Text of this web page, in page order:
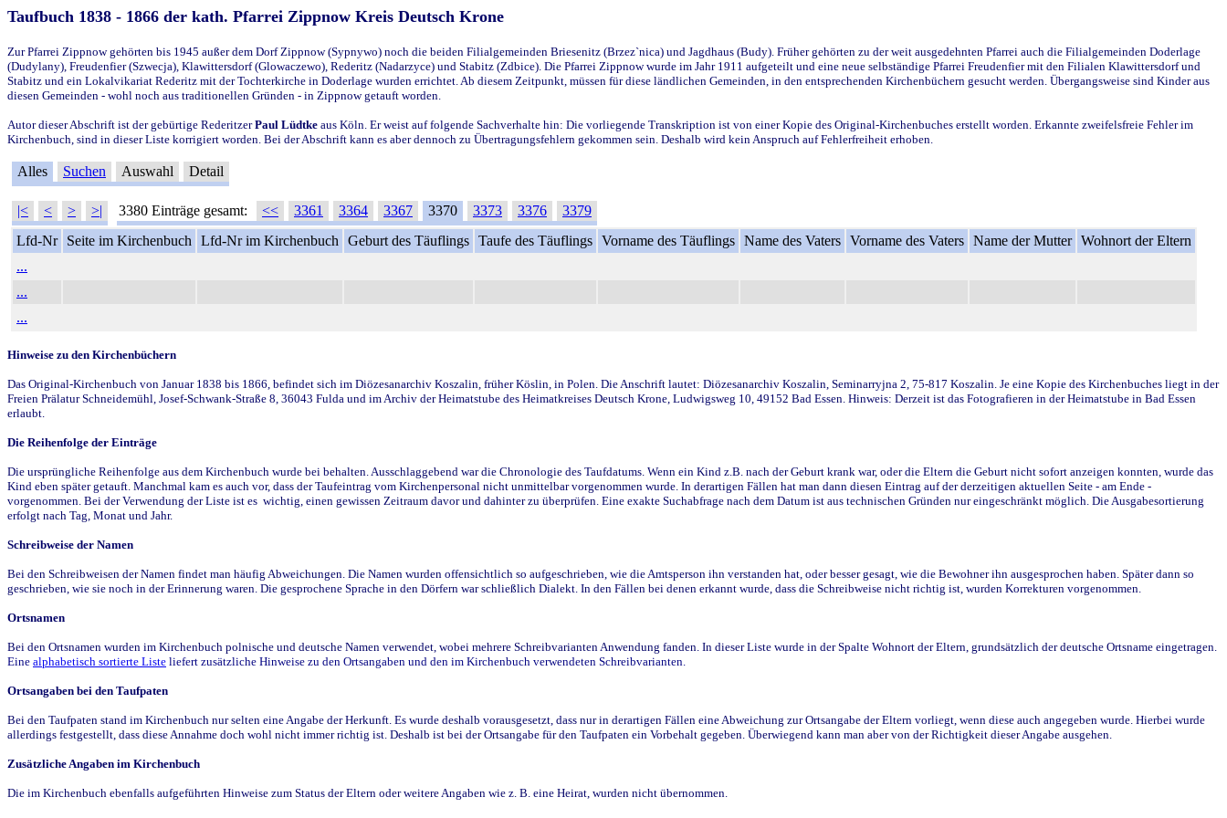
Taufbuch 1838 - 1866 der kath. Pfarrei Zippnow Kreis Deutsch Krone
Zur Pfarrei Zippnow gehörten bis 1945 außer dem Dorf Zippnow (Sypnywo) noch die beiden Filialgemeinden Briesenitz (Brzez`nica) und Jagdhaus (Budy). Früher gehörten zu der weit ausgedehnten Pfarrei auch die Filialgemeinden Doderlage
(Dudylany), Freudenfier (Szwecja), Klawittersdorf (Glowaczewo), Rederitz (Nadarzyce) und Stabitz (Zdbice). Die Pfarrei Zippnow wurde im Jahr 1911 aufgeteilt und eine neue selbständige Pfarrei Freudenfier mit den Filialen Klawittersdorf und
Stabitz und ein Lokalvikariat Rederitz mit der Tochterkirche in Doderlage wurden errichtet. Ab diesem Zeitpunkt, müssen für diese ländlichen Gemeinden, in den entsprechenden Kirchenbüchern gesucht werden. Übergangsweise sind Kinder aus
diesen Gemeinden - wohl noch aus traditionellen Gründen - in Zippnow getauft worden.
Autor dieser Abschrift ist der gebürtige RederitzerPaul Lüdtke aus Köln. Er weist auf folgende Sachverhalte hin: Die vorliegende Transkription ist von einer Kopie des Original-Kirchenbuches erstellt worden. Erkannte zweifelsfreie Fehler im
Kirchenbuch, sind in dieser Liste korrigiert worden. Bei der Abschrift kann es aber dennoch zu Übertragungsfehlern gekommen sein. Deshalb wird kein Anspruch auf Fehlerfreiheit erhoben.
Alles Suchen Auswahl Detail
|< < > >| 3380 Einträge gesamt: << 3361 3364 3367 3370 3373 3376
3379
Lfd-Nr
Seite im Kirchenbuch Lfd-Nr im Kirchenbuch Geburt des Täuflings Taufe des Täuflings Vorname des Täuflings Name des Vaters Vorname des Vaters Name der Mutter Wohnort der Eltern
...
...
...
Hinweise zu den Kirchenbüchern
Das Original-Kirchenbuch von Januar 1838 bis 1866, befindet sich im Diözesanarchiv Koszalin, früher Köslin, in Polen. Die Anschrift lautet: Diözesanarchiv Koszalin, Seminarryjna 2, 75-817 Koszalin. Je eine Kopie des Kirchenbuches liegt in der
Freien Prälatur Schneidemühl, Josef-Schwank-Straße 8, 36043 Fulda und im Archiv der Heimatstube des Heimatkreises Deutsch Krone, Ludwigsweg 10, 49152 Bad Essen. Hinweis: Derzeit ist das Fotografieren in der Heimatstube in Bad Essen
erlaubt.
Die Reihenfolge der Einträge
Die ursprüngliche Reihenfolge aus dem Kirchenbuch wurde bei behalten. Ausschlaggebend war die Chronologie des Taufdatums. Wenn ein Kind z.B. nach der Geburt krank war, oder die Eltern die Geburt nicht sofort anzeigen konnten, wurde das
Kind eben später getauft. Manchmal kam es auch vor, dass der Taufeintrag vom Kirchenpersonal nicht unmittelbar vorgenommen wurde. In derartigen Fällen hat man dann diesen Eintrag auf der derzeitigen aktuellen Seite - am Ende -
vorgenommen. Bei der Verwendung der Liste ist es wichtig, einen gewissen Zeitraum davor und dahinter zu überprüfen. Eine exakte Suchabfrage nach dem Datum ist aus technischen Gründen nur eingeschränkt möglich. Die Ausgabesortierung
erfolgt nach Tag, Monat und Jahr.
Schreibweise der Namen
Bei den Schreibweisen der Namen findet man häufig Abweichungen. Die Namen wurden offensichtlich so aufgeschrieben, wie die Amtsperson ihn verstanden hat, oder besser gesagt, wie die Bewohner ihn ausgesprochen haben. Später dann so
geschrieben, wie sie noch in der Erinnerung waren. Die gesprochene Sprache in den Dörfern war schließlich Dialekt. In den Fällen bei denen erkannt wurde, dass die Schreibweise nicht richtig ist, wurden Korrekturen vorgenommen.
Ortsnamen
Bei den Ortsnamen wurden im Kirchenbuch polnische und deutsche Namen verwendet, wobei mehrere Schreibvarianten Anwendung fanden. In dieser Liste wurde in der Spalte Wohnort der Eltern, grundsätzlich der deutsche Ortsname eingetragen.
Eine alphabetisch sortierte Liste liefert zusätzliche Hinweise zu den Ortsangaben und den im Kirchenbuch verwendeten Schreibvarianten.
Ortsangaben bei den Taufpaten
Bei den Taufpaten stand im Kirchenbuch nur selten eine Angabe der Herkunft. Es wurde deshalb vorausgesetzt, dass nur in derartigen Fällen eine Abweichung zur Ortsangabe der Eltern vorliegt, wenn diese auch angegeben wurde. Hierbei wurde
allerdings festgestellt, dass diese Annahme doch wohl nicht immer richtig ist. Deshalb ist bei der Ortsangabe für den Taufpaten ein Vorbehalt gegeben. Überwiegend kann man aber von der Richtigkeit dieser Angabe ausgehen.
Zusätzliche Angaben im Kirchenbuch
Die im Kirchenbuch ebenfalls aufgeführten Hinweise zum Status der Eltern oder weitere Angaben wie z. B. eine Heirat, wurden nicht übernommen.